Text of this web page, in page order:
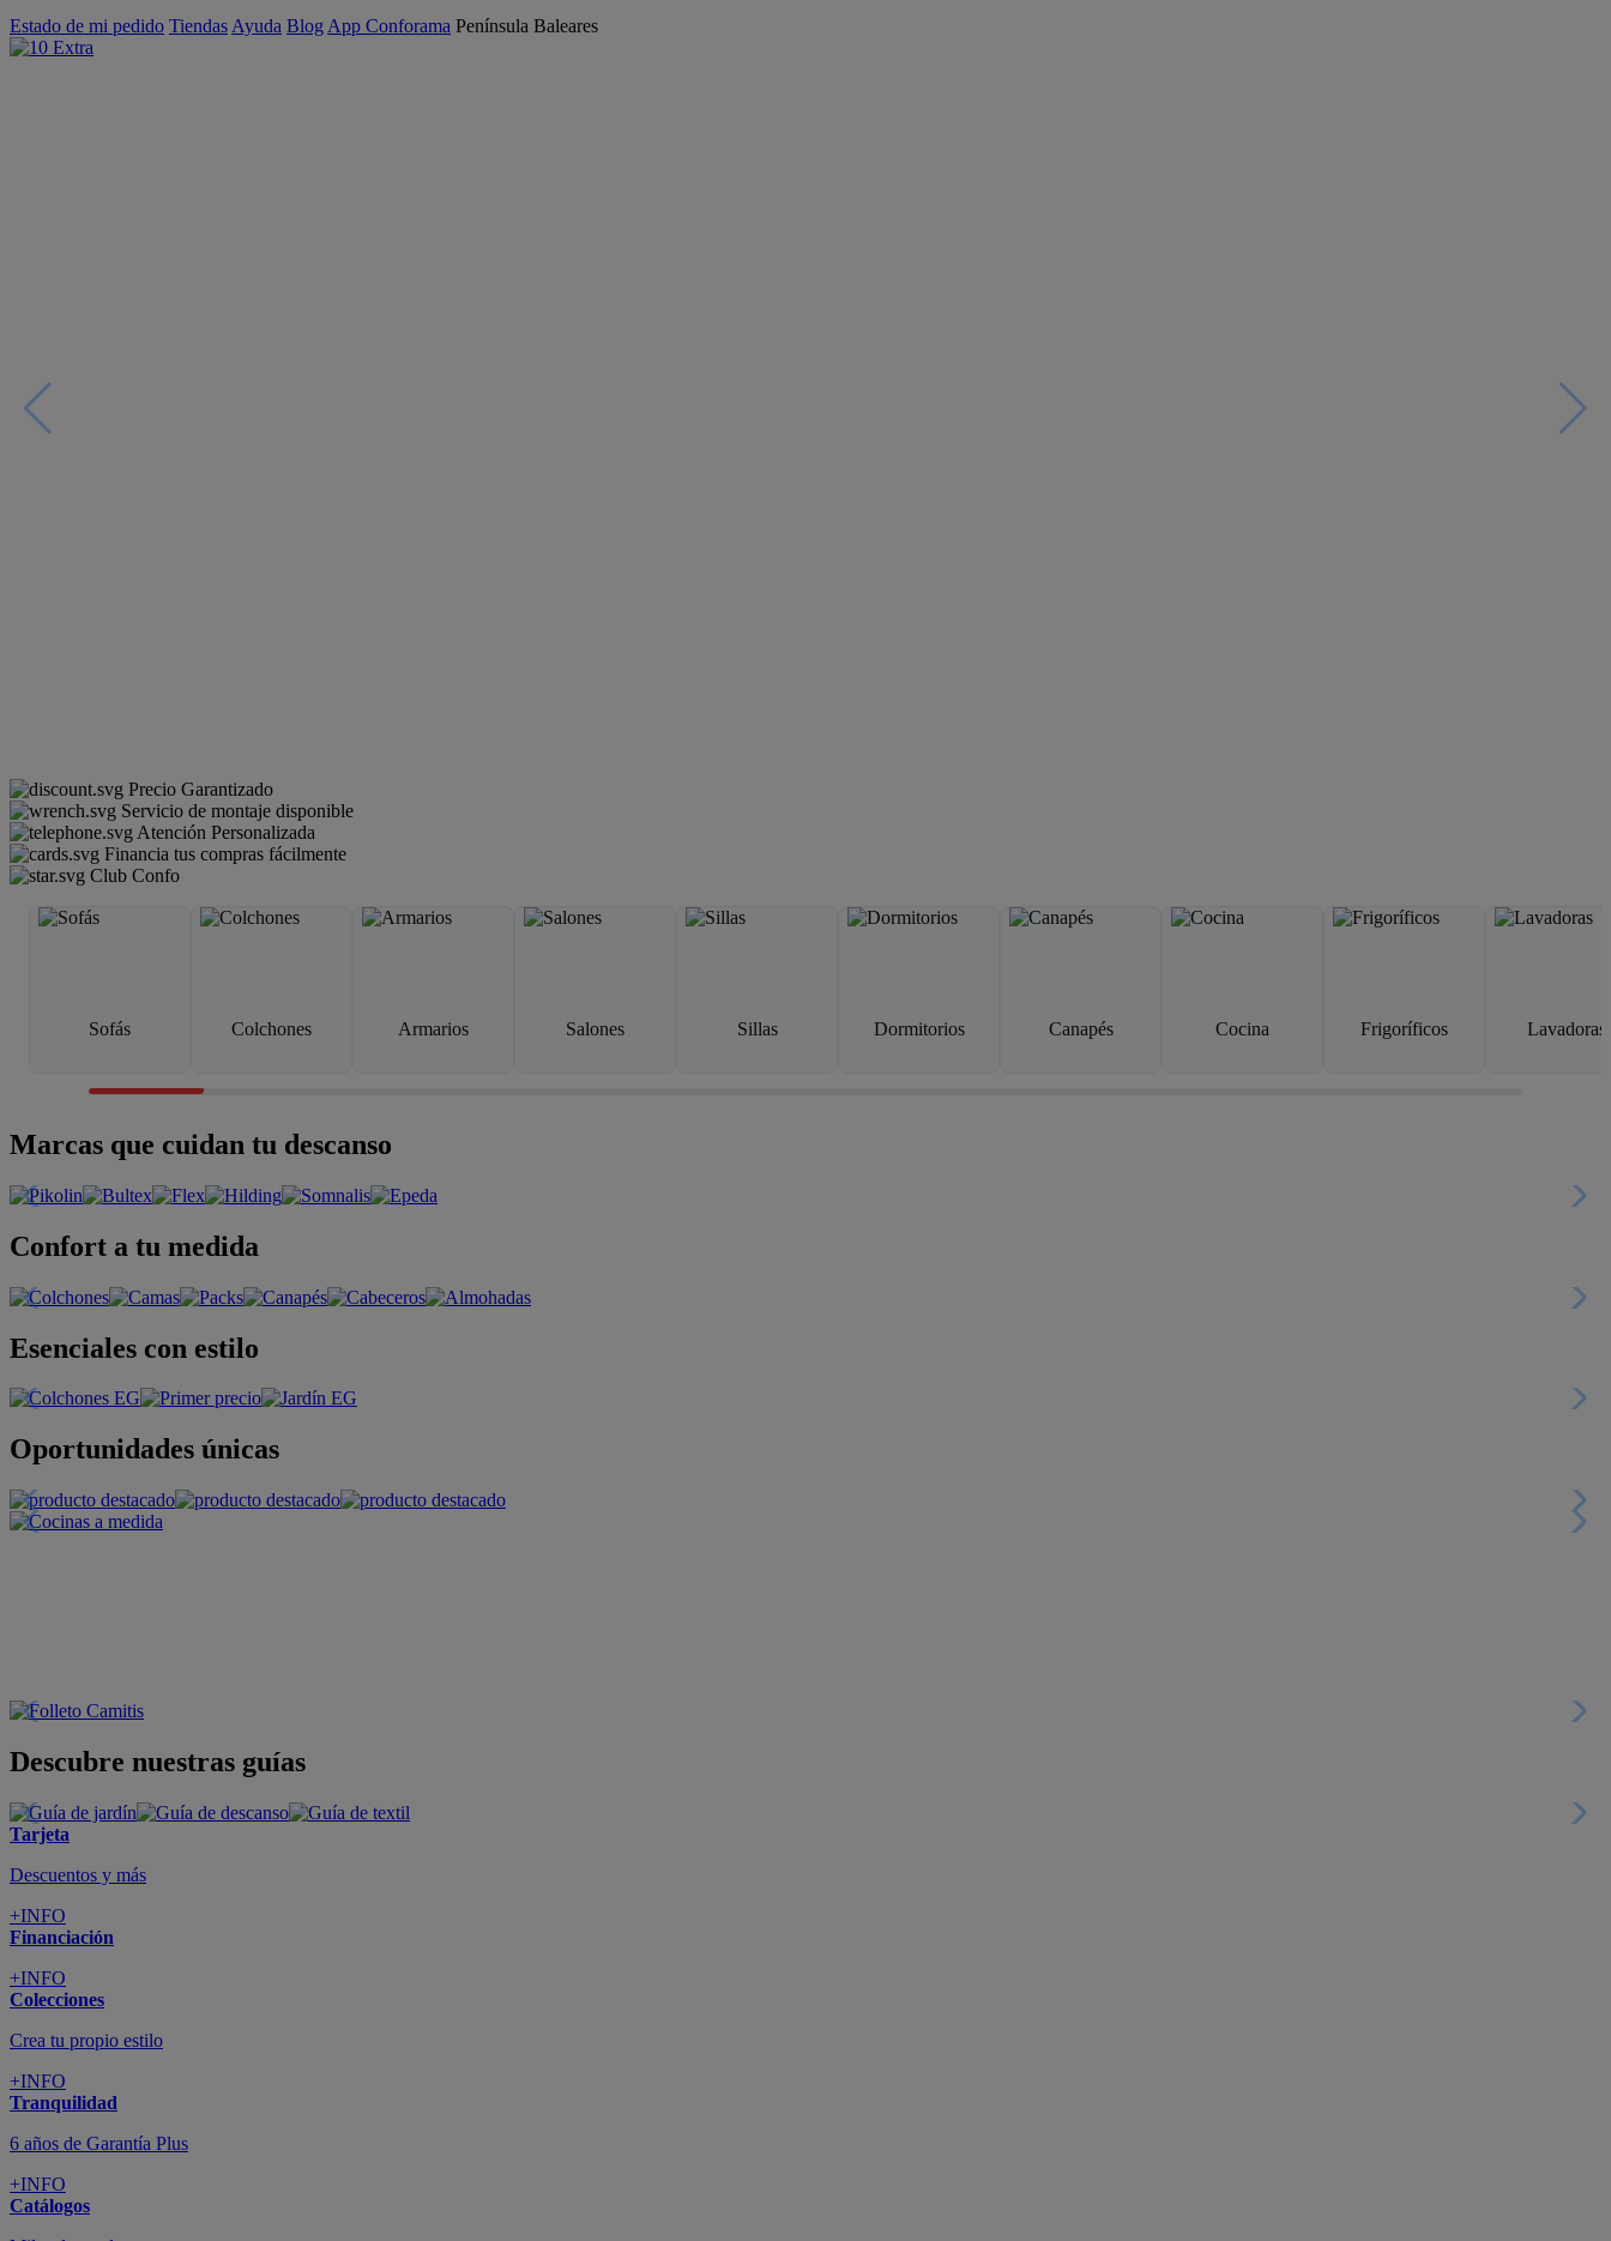
Estado de mi pedido Tiendas Ayuda Blog App Conforama Península Baleares
Precio Garantizado
Servicio de montaje disponible
Atención Personalizada
Financia tus compras fácilmente
Club Confo
Sofás Colchones Armarios Salones Sillas Dormitorios Canapés Cocina Frigoríficos Lavadoras
Marcas que cuidan tu descanso
Confort a tu medida
Esenciales con estilo
Oportunidades únicas
Descubre nuestras guías
Tarjeta
Descuentos y más
+INFO
Financiación
+INFO
Colecciones
Crea tu propio estilo
+INFO
Tranquilidad
6 años de Garantía Plus
+INFO
Catálogos